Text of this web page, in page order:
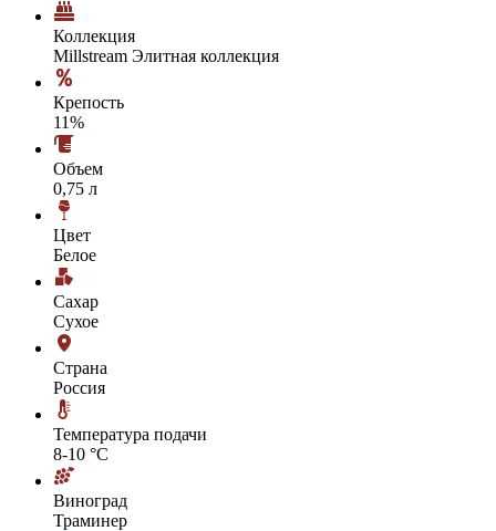
Коллекция
Millstream Элитная коллекция
Крепость
11%
Объем
0,75 л
Цвет
Белое
Сахар
Сухое
Страна
Россия
Температура подачи
8-10 °С
Виноград
Траминер